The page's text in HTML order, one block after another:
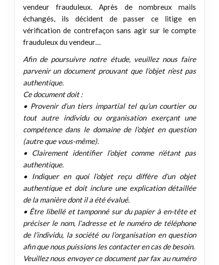
vendeur frauduleux. Après de nombreux mails
échangés, ils décident de passer ce litige en
vérification de contrefaçon sans agir sur le compte
frauduleux du vendeur…
Afin de poursuivre notre étude, veuillez nous faire
parvenir un document prouvant que l’objet n’est pas
authentique.
Ce document doit :
• Provenir d’un tiers impartial tel qu’un courtier ou
tout autre individu ou organisation exerçant une
compétence dans le domaine de l’objet en question
(autre que vous-même).
• Clairement identifier l’objet comme n’étant pas
authentique.
• Indiquer en quoi l’objet reçu diffère d’un objet
authentique et doit inclure une explication détaillée
de la manière dont il a été évalué.
• Être libellé et tamponné sur du papier à en-tête et
préciser le nom, l’adresse et le numéro de téléphone
de l’individu, la société ou l’organisation en question
afin que nous puissions les contacter en cas de besoin.
Veuillez nous envoyer ce document par fax au numéro